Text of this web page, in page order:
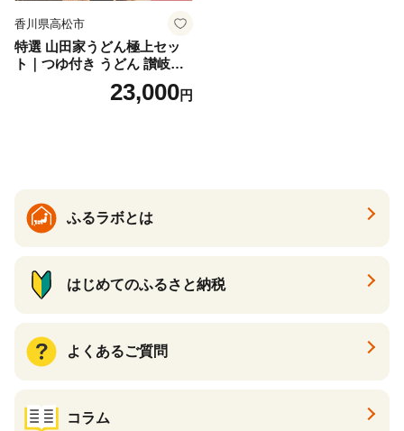
香川県高松市
特選 山田家うどん極上セッ
ト｜つゆ付き うどん 讃岐う
どん さぬきうどん 生麵 うど
んセット カレーうどん 生う
23,000円
ふるラボとは
はじめてのふるさと納税
よくあるご質問
コラム